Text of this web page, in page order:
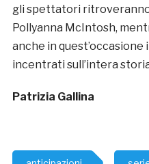
gli spettatori
Pollyanna McIntosh,
anche in
incentrati sull’intera
Patrizia Gallina